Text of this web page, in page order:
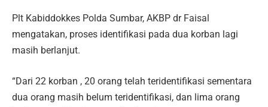
Plt Kabiddokkes Polda Sumbar, AKBP dr Faisal
mengatakan, proses identifikasi pada dua korban lagi
masih berlanjut.
“Dari 22 korban , 20 orang telah teridentifikasi sementara
dua orang masih belum teridentifikasi, dan lima orang